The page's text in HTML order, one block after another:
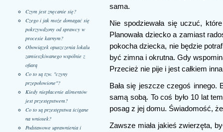
Czym jest znęcanie się?
Czego i jak może domagać się
pokrzywdzony od sprawcy w
procesie karnym?
Obowiązek opuszczenia lokalu
zamieszkiwanego wspólnie z
ofiarą
Co to są tzw. "czyny
przepołowione"?
Kiedy niepłacenie alimentów
jest przestępstwem?
Co to są przestępstwa ścigane
na wniosek?
Podstawowe uprawnienia i
sama.
Nie spodziewała się uczuć,
Planowała dziecko a zamiast
pokocha dziecka, nie będzie
być zimna i okrutna. Gdy
Przecież nie pije i jest całkiem
Bała się jeszcze czegoś innego.
samą sobą. To coś było 10 lat
posag z jej domu. Świadomość,
Zawsze miała jakieś zwierzęta,